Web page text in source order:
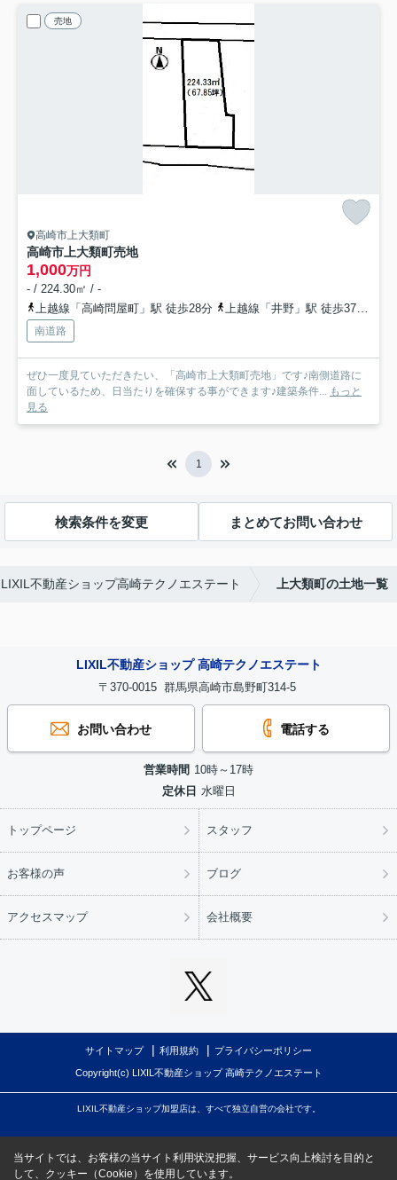
売地
高崎市上大類町
高崎市上大類町売地
1,000万円
- / 224.30㎡ / -
上越線「高崎問屋町」駅 徒歩28分
上越線「井野」駅 徒歩37分
南道路
ぜひ一度見ていただきたい、「高崎市上大類町売地」です♪南側道路に
面しているため、日当たりを確保する事ができます♪建築条件... もっと
見る
1
検索条件を変更 まとめてお問い合わせ
不動産ショップ高崎テクノエステート 上大類町の土地一覧
LIXIL不動産ショップ 高崎テクノエステート
〒370-0015 群馬県高崎市島野町314-5
お問い合わせ 電話する
営業時間 10時～17時
定休日 水曜日
トップページ スタッフ
お客様の声 ブログ
アクセスマップ 会社概要
サイトマップ 利用規約 プライバシーポリシー
Copyright(c) LIXIL不動産ショップ 高崎テクノエステート
LIXIL不動産ショップ加盟店は、すべて独立自営の会社です。
当サイトでは、お客様の当サイト利用状況把握、サービス向上検討を目的と
して、クッキー（Cookie）を使用しています。